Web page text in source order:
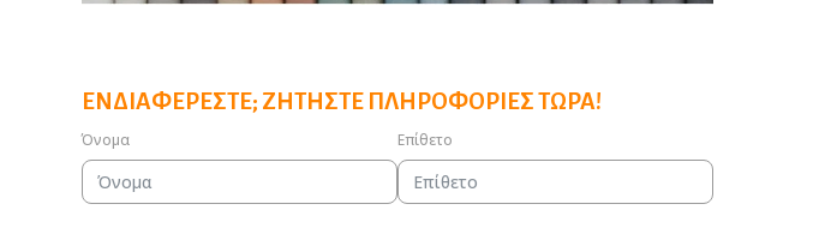
ΕΝΔΙΑΦΈΡΕΣΤΕ; ΖΗΤΉΣΤΕ ΠΛΗΡΟΦΟΡΊΕΣ ΤΏΡΑ!
Όνομα Επίθετο